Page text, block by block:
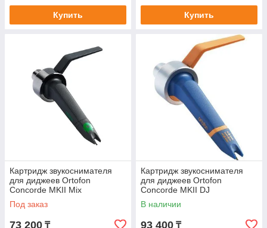
Купить Купить
Картридж звукоснимателя
для диджеев Ortofon
Concorde MKII Mix
Под заказ
73 200 ₸
Картридж звукоснимателя
для диджеев Ortofon
Concorde MKII DJ
В наличии
93 400 ₸